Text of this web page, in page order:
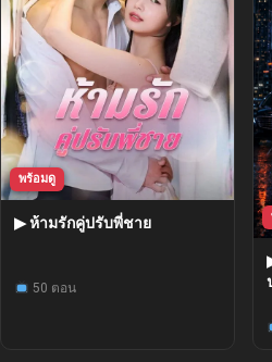
พร้อมดู
▶ ห้ามรักคู่ปรับพี่ชาย
50 ตอน